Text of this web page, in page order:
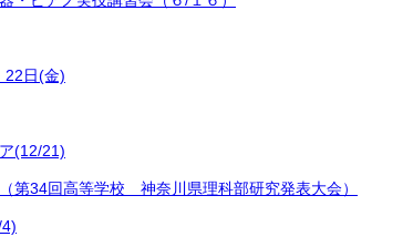
日(金)
(12/21)
第34回高等学校 神奈川県理科部研究発表大会）